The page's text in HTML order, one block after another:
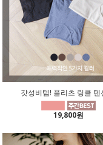
갓성비템! 플리츠 링클 텐
19,800원